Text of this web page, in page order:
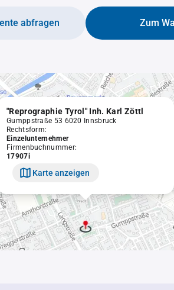
Zum
abfragen
"Reprographie Tyrol" Inh. Karl Zöttl
Gumppstraße 53 6020 Innsbruck
Rechtsform:
Einzelunternehmer
Firmenbuchnummer:
17907i
Karte anzeigen